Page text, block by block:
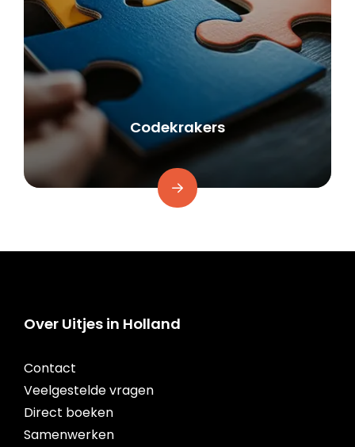
Codekrakers
Over Uitjes in Holland
Contact
Veelgestelde vragen
Direct boeken
Samenwerken